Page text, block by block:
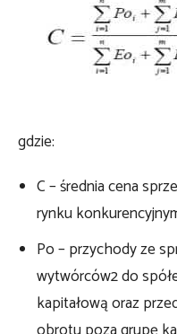
gdzie:
C – średnia cena
rynku
Po – przychody ze
wytwórców2 do
kapitałową oraz